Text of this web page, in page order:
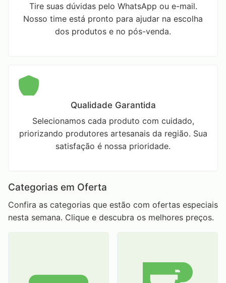
Tire suas dúvidas pelo WhatsApp ou e-mail.
Nosso time está pronto para ajudar na escolha
dos produtos e no pós-venda.
Qualidade Garantida
Selecionamos cada produto com cuidado,
priorizando produtores artesanais da região. Sua
satisfação é nossa prioridade.
Categorias em Oferta
Confira as categorias que estão com ofertas especiais
nesta semana. Clique e descubra os melhores preços.